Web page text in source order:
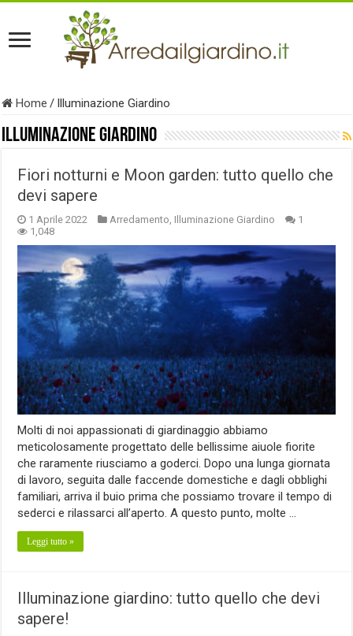
Home / Illuminazione Giardino
Illuminazione Giardino
Fiori notturni e Moon garden: tutto quello che
devi sapere
1 Aprile 2022 Arredamento, Illuminazione Giardino
1
1,048
Molti di noi appassionati di giardinaggio abbiamo
meticolosamente progettato delle bellissime aiuole fiorite
che raramente riusciamo a goderci. Dopo una lunga giornata
di lavoro, seguita dalle faccende domestiche e dagli obblighi
familiari, arriva il buio prima che possiamo trovare il tempo di
sederci e rilassarci all’aperto. A questo punto, molte …
Leggi tutto »
Illuminazione giardino: tutto quello che devi
sapere!